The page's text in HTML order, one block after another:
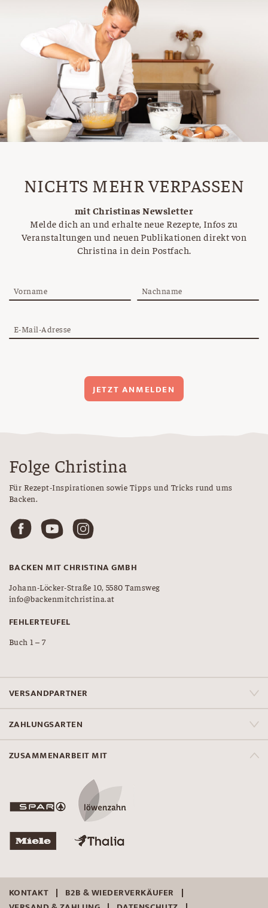
NICHTS MEHR VERPASSEN
mit Christinas Newsletter
Melde dich an und erhalte neue Rezepte, Infos zu
Veranstaltungen und neuen Publikationen direkt von
Christina in dein Postfach.
Vorname Nachname
E-Mail-Adresse
JETZT ANMELDEN
Folge Christina
Für Rezept-Inspirationen sowie Tipps und Tricks rund ums
Backen.
BACKEN MIT CHRISTINA GMBH
Johann-Löcker-Straße 10, 5580 Tamsweg
info@backenmitchristina.at
FEHLERTEUFEL
Buch 1 – 7
VERSANDPARTNER
ZAHLUNGSARTEN
ZUSAMMENARBEIT MIT
KONTAKT
B2B & WIEDERVERKÄUFER